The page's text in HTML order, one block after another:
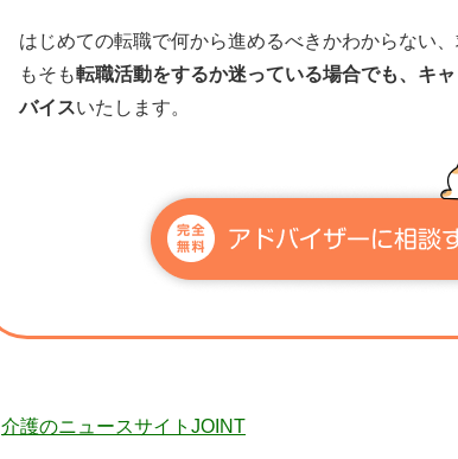
はじめての転職で何から進めるべきかわからない
もそも転職活動をするか迷っている場合でも、キ
バイスいたします。
介護のニュースサイトJOINT